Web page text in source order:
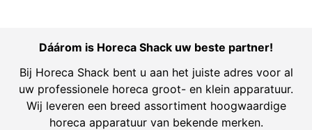
Dáárom is Horeca Shack uw beste partner!
Bij Horeca Shack bent u aan het juiste adres voor al
uw professionele horeca groot- en klein apparatuur.
Wij leveren een breed assortiment hoogwaardige
horeca apparatuur van bekende merken.